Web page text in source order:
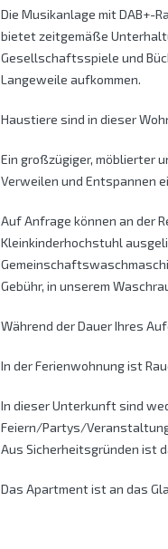
Die Musikanlage mit DAB+-
bietet zeitgemäße
Gesellschaftsspiele und
Langeweile aufkommen.
Haustiere sind in dieser
Ein großzügiger, möblierter
Verweilen und Entspannen
Auf Anfrage können an der
Kleinkinderhochstuhl
Gebühr, in unserem
Während der Dauer Ihres
In der Ferienwohnung ist
In dieser Unterkunft sind
Feiern/Partys/
Aus Sicherheitsgründen ist
Das Apartment ist an das